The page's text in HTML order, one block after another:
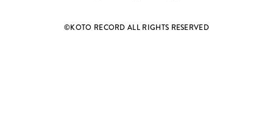
©KOTO RECORD ALL RIGHTS RESERVED